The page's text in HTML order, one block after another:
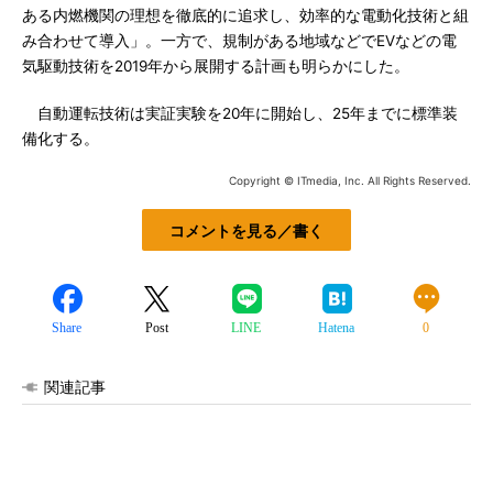
ある内燃機関の理想を徹底的に追求し、効率的な電動化技術と組
み合わせて導入」。一方で、規制がある地域などでEVなどの電
気駆動技術を2019年から展開する計画も明らかにした。
自動運転技術は実証実験を20年に開始し、25年までに標準装
備化する。
Copyright © ITmedia, Inc. All Rights Reserved.
コメントを見る／書く
Share Post LINE Hatena 0
関連記事